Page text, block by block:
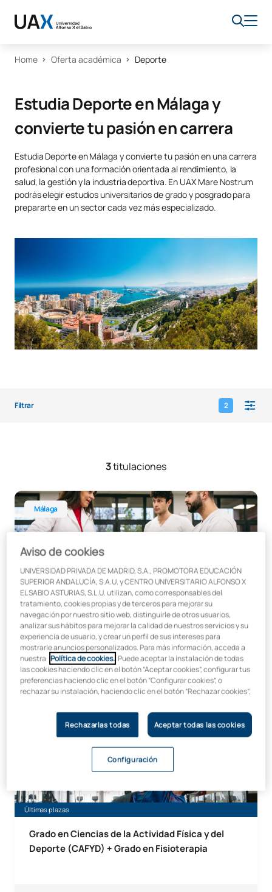
Home Oferta académica Deporte
Estudia Deporte en Málaga y
convierte tu pasión en carrera
Estudia Deporte en Málaga y convierte tu pasión en una carrera
profesional con una formación orientada al rendimiento, la
salud, la gestión y la industria deportiva. En UAX Mare Nostrum
podrás elegir estudios universitarios de grado y posgrado para
prepararte en un sector cada vez más especializado.
Filtrar 2
3titulaciones
Málaga
Hasta 50% de ayuda en matrícula
Máster Universitario en Fisioterapia Deportiva
Málaga
En colaboración con:
Octubre 9 meses
Máster Universitario en Fisioterapia Deportiva Málaga
Últimas plazas
Grado en Ciencias de la Actividad Física y del
Deporte (CAFYD) + Grado en Fisioterapia
Grado en Ciencias de la Actividad Física y del Deporte
Aviso de cookies
UNIVERSIDAD PRIVADA DE MADRID, S.A., PROMOTORA EDUCACIÓN
SUPERIOR ANDALUCÍA, S.A.U. y CENTRO UNIVERSITARIO ALFONSO X
EL SABIO ASTURIAS, S.L.U. utilizan, como corresponsables del
tratamiento, cookies propias y de terceros para mejorar su
navegación por nuestro sitio web, distinguirle de otros usuarios,
analizar sus hábitos para mejorar la calidad de nuestros servicios y su
experiencia de usuario, y crear un perfil de sus intereses para
mostrarle anuncios personalizados. Para más información, acceda a
nuestra Política de cookies. . Puede aceptar la instalación de todas
las cookies haciendo clic en el botón “Aceptar cookies”, configurar tus
preferencias haciendo clic en el botón “Configurar cookies”, o
rechazar su instalación, haciendo clic en el botón “Rechazar cookies”.
Rechazarlas todas Aceptar todas las cookies
Configuración